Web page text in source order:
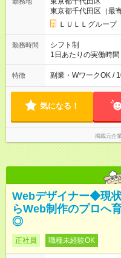
万円～＋業績賞与＋
万6，610円分）を含
キルを考慮し初任給
す！ ◎昇給年1回（研修終了後） ◎賞与年2回（2月・8月）＋業
績賞与あり ◤スキルアップも、収入アップも。◢ 入社後の成長
や頑張りは、しっか
上アップした社員も。 エンジニアへの還元率は業界高水
87％。 スキルを磨い
す！ 【試用期間】試用期間あり 試用期間の長さ：6ヶ月 ※ 雇用
形態と給与に、本採
中途採用（契約社員
なし残業代を含みま
別途支給いたします
東京都千代田区（最
ＬＵＬＬグループ
勤務時間
シフト制
1日あたりの実働時
間は異なります 【シフト例】 ・10時00分～19時00分 ・9時00
分～18時
特徴 副業・WワークOK /
気になる！
掲載元企
Webデザイナー◆現
らWeb制作のプロへ
◎
正社員 職種未経験OK